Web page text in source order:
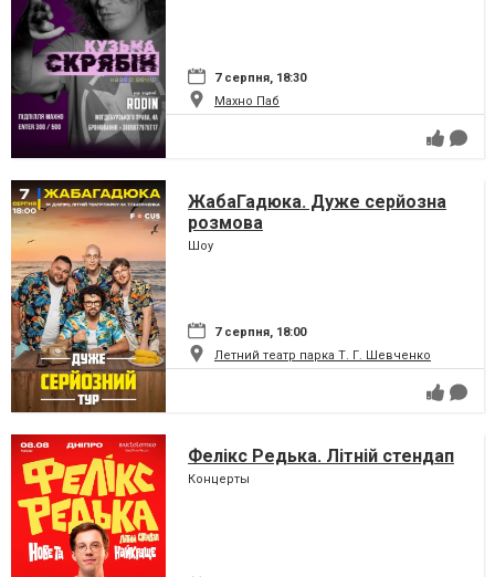
7 серпня, 18:30
Махно Паб
ЖабаГадюка. Дуже серйозна
розмова
Шоу
7 серпня, 18:00
Летний театр парка Т. Г. Шевченко
Фелікс Редька. Літній стендап
Концерты